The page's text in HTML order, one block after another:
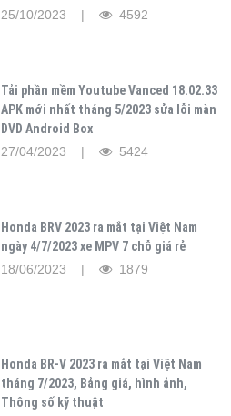
25/10/2023 |
4592
Tải phần mềm Youtube Vanced 18.02.33
APK mới nhất tháng 5/2023 sửa lỗi màn
DVD Android Box
27/04/2023 |
5424
Honda BRV 2023 ra mắt tại Việt Nam
ngày 4/7/2023 xe MPV 7 chỗ giá rẻ
18/06/2023 |
1879
Honda BR-V 2023 ra mắt tại Việt Nam
tháng 7/2023, Bảng giá, hình ảnh,
Thông số kỹ thuật